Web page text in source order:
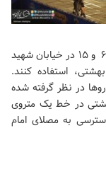
شهروندان می‌توانند برای تردد از ورودی‌های شماره ۶ و ۱۵ در خیابان شهید
استفاده کنند.
خودروها در نظر گرفته شده
در خط یک متروی
به مصلای امام